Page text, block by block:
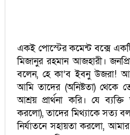
একই পোস্টের কমেন্ট বক্সে
মিজানুর রহমান আজহারী।
বলেন, হে কা’ব ইবনু উজরা!
আমি তাদের (অনিষ্টতা) থেকে
আশ্রয় প্রার্থনা করি। যে
করলো), তাদের মিথ্যাকে সত্য
নির্যাতনে সহায়তা করলো,